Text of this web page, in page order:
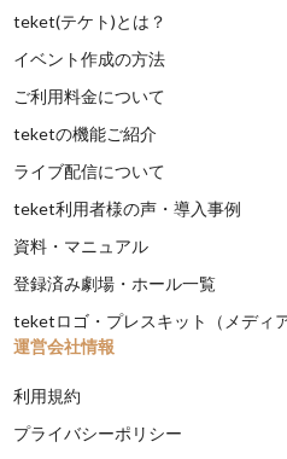
teket(テケト)とは？
イベント作成の方法
ご利用料金について
teketの機能ご紹介
ライブ配信について
teket利用者様の声・導入事例
資料・マニュアル
登録済み劇場・ホール一覧
teketロゴ・プレスキット（メディ
運営会社情報
利用規約
プライバシーポリシー